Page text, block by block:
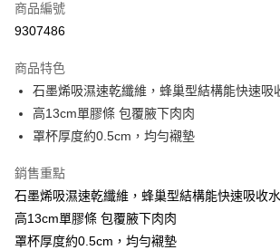
超商取貨付款
Apple Pay
街口支付
ATM付款
貨到付款
商品編號
9307486
商品特色
石墨烯吸濕速乾纖維，蜂巢型結構能快速吸
高13cm單膠條 包覆腋下肉肉
罩杯厚度約0.5cm，均勻襯墊
銷售重點
石墨烯吸濕速乾纖維，蜂巢型結構能快速吸收
高13cm單膠條 包覆腋下肉肉
罩杯厚度約0.5cm，均勻襯墊